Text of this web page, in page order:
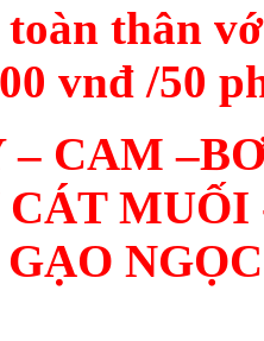
toàn thân
vnđ /50
CAM